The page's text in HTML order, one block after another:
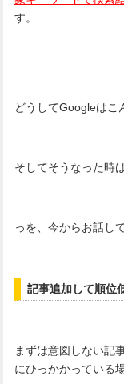
す。
どうしてGoogleはこ
そしてそうなった時
っを、今からお話し
記事追加して順位
まずは意図しない記
にひっかかっている場